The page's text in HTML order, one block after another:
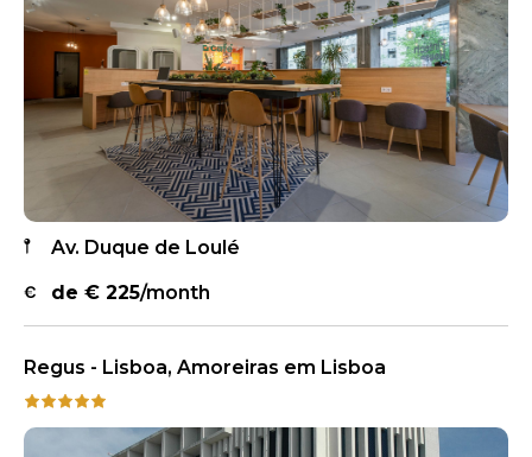
Av. Duque de Loulé
de € 225/month
Regus - Lisboa, Amoreiras em Lisboa